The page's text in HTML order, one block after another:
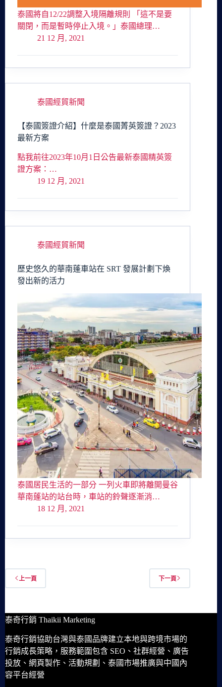
泰國將自12/22調整入境隔離規則 「這不是要
關閉，而是暫時停止入境。」泰國總理…
21 12 月, 2021
泰國經貿新聞
【泰國簽證介紹】什麼是泰國菁英簽證？2023
最新方案
點我前往2023年10月1日公告最新泰國精英簽
證方案：…
19 12 月, 2021
泰國經貿新聞
歷史悠久的華南蓬車站在 SRT 發展計劃下煥
發出新的活力
泰國居民生活的一部分 一列火車即將離開曼谷
華南蓬站的站台時，車站的鈴聲逐漸消…
18 12 月, 2021
上一頁 下一頁
泰奇行銷 Thaikii Marketing
泰奇行銷協助台灣與泰國品牌建立本地與跨境市場的
行銷成長策略，服務範圍包含 SEO、社群經營、廣告
投放、網頁製作、活動規劃、泰國市場推廣與中國內
容平台經營